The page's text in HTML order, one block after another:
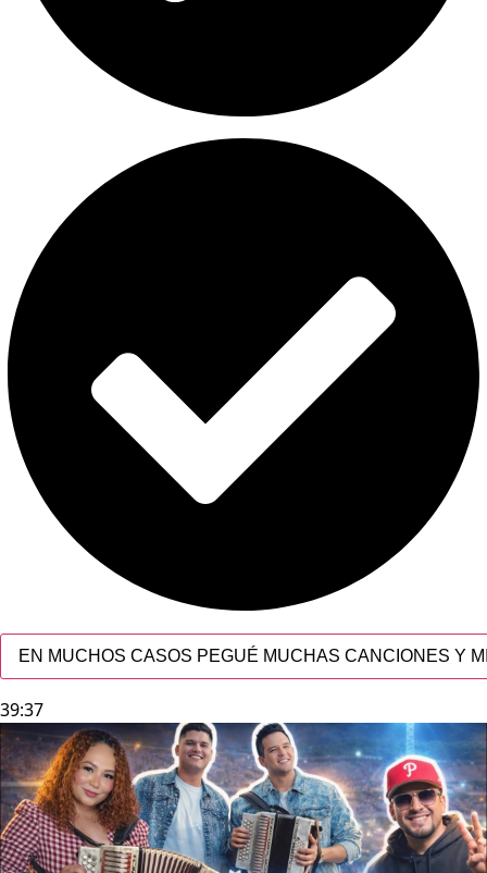
EN MUCHOS CASOS PEGUÉ MUCHAS CANCIONES Y
39:37